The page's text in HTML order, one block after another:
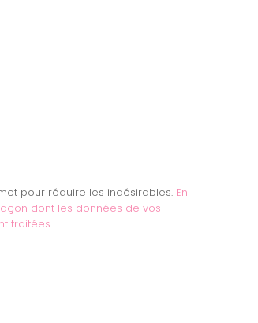
pour réduire les indésirables. En
dont les données de vos
traitées.